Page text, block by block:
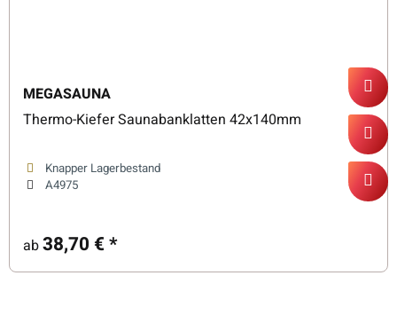
MEGASAUNA
Thermo-Kiefer Saunabanklatten 42x140mm
Knapper Lagerbestand
A4975
ab38,70 €*